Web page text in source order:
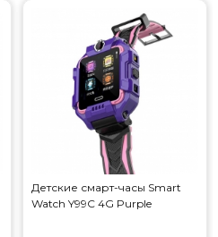
Детские смарт-часы Smart
Watch Y99C 4G Purple